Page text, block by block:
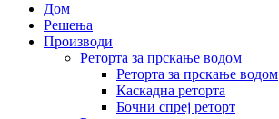
Дом
Решења
Производи
Реторта за прскање водом
Реторта за прскање водом
Каскадна реторта
Бочни спреј реторт